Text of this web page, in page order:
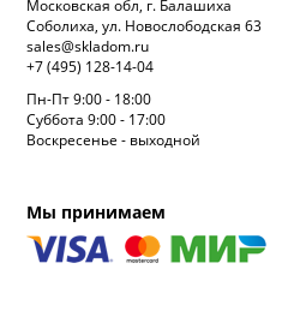
Московская обл, г. Балашиха
Соболиха, ул. Новослободская 63
sales@skladom.ru
+7 (495) 128-14-04
Пн-Пт 9:00 - 18:00
Суббота 9:00 - 17:00
Воскресенье - выходной
Мы принимаем